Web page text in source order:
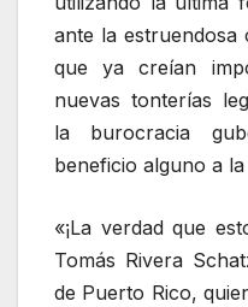
ante la estruendosa
que ya creían
nuevas tonterías
la burocracia
beneficio alguno a
«¡La verdad que
Tomás Rivera
de Puerto Rico,